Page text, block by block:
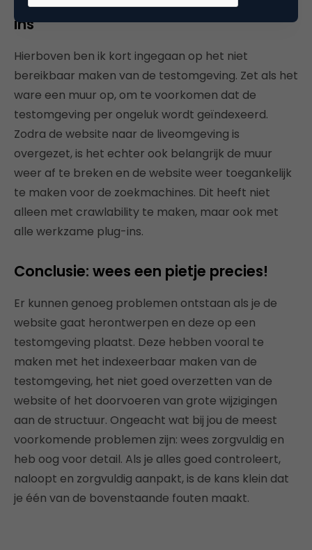
Niet herconfigureren van CMS en plug-
ins
Hierboven ben ik kort ingegaan op het niet
bereikbaar maken van de testomgeving. Zet als het
ware een muur op, om te voorkomen dat de
testomgeving per ongeluk wordt geïndexeerd.
Zodra de website naar de liveomgeving is
overgezet, is het echter ook belangrijk de muur
weer af te breken en de website weer toegankelijk
te maken voor de zoekmachines. Dit heeft niet
alleen met crawlability te maken, maar ook met
alle werkzame plug-ins.
Conclusie: wees een pietje precies!
Er kunnen genoeg problemen ontstaan als je de
website gaat herontwerpen en deze op een
testomgeving plaatst. Deze hebben vooral te
maken met het indexeerbaar maken van de
testomgeving, het niet goed overzetten van de
website of het doorvoeren van grote wijzigingen
aan de structuur. Ongeacht wat bij jou de meest
voorkomende problemen zijn: wees zorgvuldig en
heb oog voor detail. Als je alles goed controleert,
naloopt en zorgvuldig aanpakt, is de kans klein dat
je één van de bovenstaande fouten maakt.